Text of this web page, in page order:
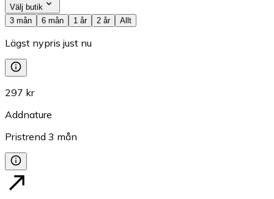
Välj butik
3 mån
6 mån 1 år 2 år Allt
Lägst nypris just nu
297 kr
Addnature
Pristrend 3 mån